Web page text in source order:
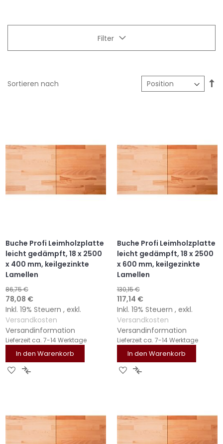
Filter
Sortieren nach
Buche Profi Leimholzplatte
leicht gedämpft, 18 x 2500
x 400 mm, keilgezinkte
Lamellen
86,75 €
Sonderangebot
78,08 €
Inkl. 19% Steuern , exkl.
Versandkosten
Versandinformation
Lieferzeit ca. 7-14 Werktage
In den Warenkorb
ZURZUR
Buche Profi Leimholzplatte
leicht gedämpft, 18 x 2500
x 600 mm, keilgezinkte
Lamellen
130,15 €
Sonderangebot
117,14 €
Inkl. 19% Steuern , exkl.
Versandkosten
Versandinformation
Lieferzeit ca. 7-14 Werktage
In den Warenkorb
ZURZUR